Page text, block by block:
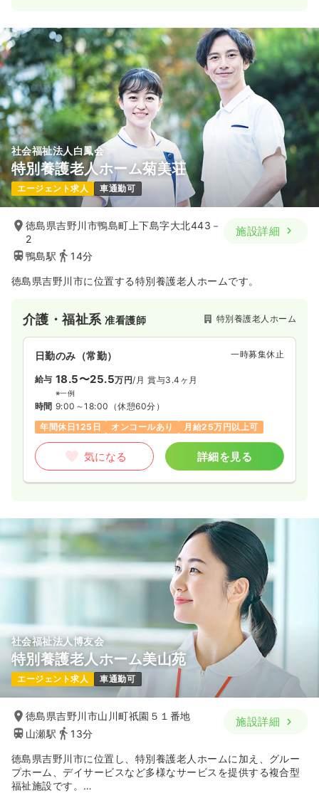
社会福祉法人白鳳会
特別養護老人ホーム菊美荘
エージェント求人 車通勤可
徳島県吉野川市鴨島町上下島字大北443－
2
鴨島駅
14分
施設詳細
徳島県吉野川市に位置する特別養護老人ホームです。
介護・福祉系准看護師 特別養護老人ホーム
日勤のみ（常勤） 一時募集休止
給与 18.5〜25.5万円/月 賞与3.4ヶ月
※一例
時間 9:00～18:00 （休憩60分）
年間休日125日
オンコールあり 月給25万円以上可
気になる 詳細を見る
社会福祉法人博友会
特別養護老人ホーム美山苑
エージェント求人 車通勤可
徳島県吉野川市山川町祇園５１番地
山瀬駅
13分
施設詳細
徳島県吉野川市に位置し、特別養護老人ホームに加え、グルー
プホーム、デイサービスなど多様なサービスを提供する複合型
福祉施設です。